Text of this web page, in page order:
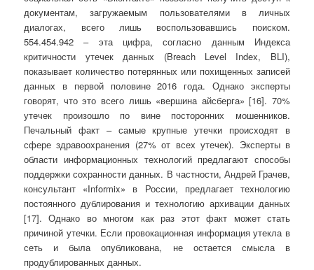
документам, загружаемым пользователями в личных
диалогах, всего лишь воспользовавшись поиском.
554.454.942 – эта цифра, согласно данным Индекса
критичности утечек данных (Breach Level Index, BLI),
показывает количество потерянных или похищенных записей
данных в первой половине 2016 года. Однако эксперты
говорят, что это всего лишь «вершина айсберга» [16]. 70%
утечек произошло по вине посторонних мошенников.
Печальный факт – самые крупные утечки происходят в
сфере здравоохранения (27% от всех утечек). Эксперты в
области информационных технологий предлагают способы
поддержки сохранности данных. В частности, Андрей Грачев,
консультант «Informix» в России, предлагает технологию
постоянного дублирования и технологию архивации данных
[17]. Однако во многом как раз этот факт может стать
причиной утечки. Если провокационная информация утекла в
сеть и была опубликована, не остается смысла в
продублированных данных.